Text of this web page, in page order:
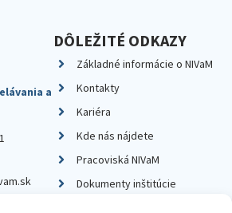
a
DÔLEŽITÉ ODKAZY
Základné informácie o NIVaM
Kontakty
Kariéra
Kde nás nájdete
Pracoviská NIVaM
Dokumenty inštitúcie